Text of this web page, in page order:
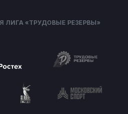
ЛИГА «ТРУДОВЫЕ РЕЗЕРВЫ»